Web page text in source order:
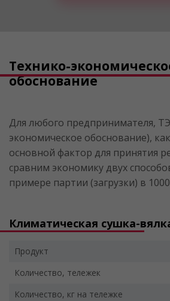
Технико-
обоснование
Для любого предпринимателя,
экономическое обоснование),
основной фактор для принятия
сравним экономику двух
примере партии (загрузки) в 1000
Климатическая сушка-
Продукт
Количество, тележек
Количество, кг на тележке